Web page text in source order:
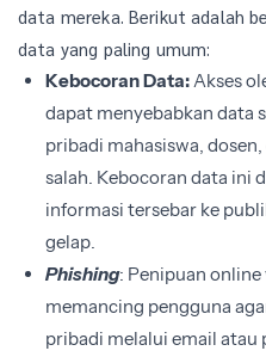
data mereka. Berikut adalah
data yang paling umum:
Kebocoran Data:Akses
dapat menyebabkan data
pribadi mahasiswa,
salah. Kebocoran data ini
informasi tersebar ke
gelap.
Phishing: Penipuan
memancing pengguna
pribadi melalui email atau